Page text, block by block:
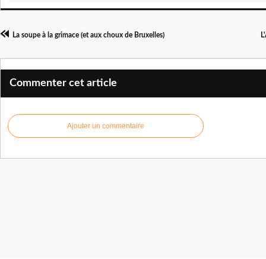
La soupe à la grimace (et aux choux de Bruxelles)
Commenter cet article
Ajouter un commentaire